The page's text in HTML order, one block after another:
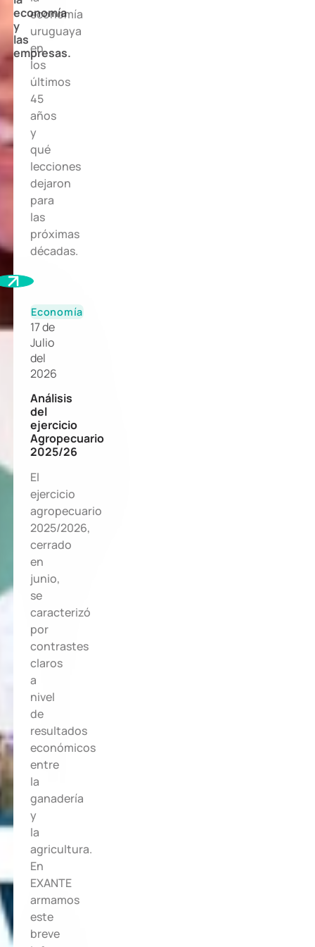
economía
y
las
empresas.
economía
uruguaya
en
los
últimos
45
años
y
qué
lecciones
dejaron
para
las
próximas
décadas.
Economía
17 de
Julio
del
2026
Análisis
del
ejercicio
Agropecuario
2025/26
El
ejercicio
agropecuario
2025/2026,
cerrado
en
junio,
se
caracterizó
por
contrastes
claros
a
nivel
de
resultados
económicos
entre
la
ganadería
y
la
agricultura.
En
EXANTE
armamos
este
breve